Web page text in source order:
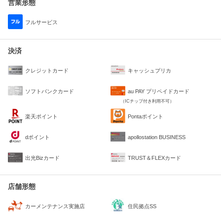
営業形態
フルサービス
決済
クレジットカード キャッシュプリカ
ソフトバンクカード au PAY プリペイドカード
（ICチップ付き利用不可）
楽天ポイント Pontaポイント
dポイント apollostation BUSINESS
出光Bizカード TRUST＆FLEXカード
店舗形態
カーメンテナンス実施店 住民拠点SS